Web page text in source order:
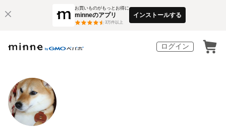
お買いものがもっとお得に
minneのアプリ
3万件以上
インストールする
ログイン